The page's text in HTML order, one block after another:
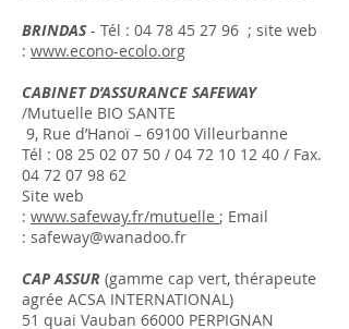
BRINDAS- Tél : 04 78 45 27 96 ; site web
: www.econo-ecolo.org
CABINET D’ASSURANCE SAFEWAY
/Mutuelle BIO SANTE
9, Rue d’Hanoï – 69100 Villeurbanne
Tél : 08 25 02 07 50 / 04 72 10 12 40 / Fax.
04 72 07 98 62
Site web
: www.safeway.fr/mutuelle ; Email
: safeway@wanadoo.fr
CAP ASSUR (gamme cap vert, thérapeute
agrée ACSA INTERNATIONAL)
51 quai Vauban 66000 PERPIGNAN